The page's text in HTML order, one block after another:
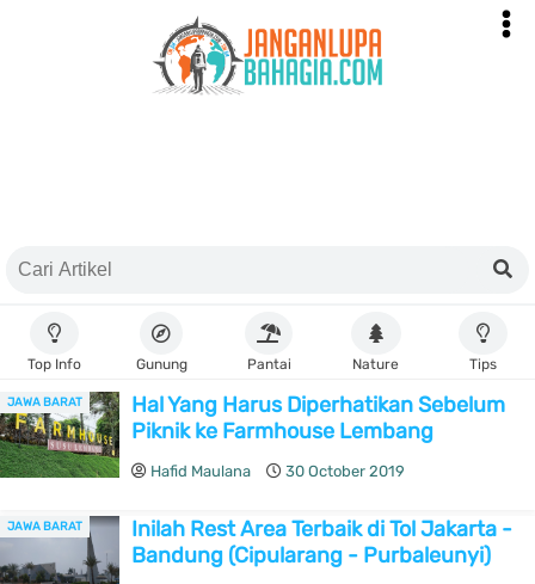
Tips
Nature
Pantai
Gunung
Top Info
JAWA BARAT
Hal Yang Harus Diperhatikan Sebelum
Piknik ke Farmhouse Lembang
Hafid Maulana 30 October 2019
JAWA BARAT
Inilah Rest Area Terbaik di Tol Jakarta -
Bandung (Cipularang - Purbaleunyi)